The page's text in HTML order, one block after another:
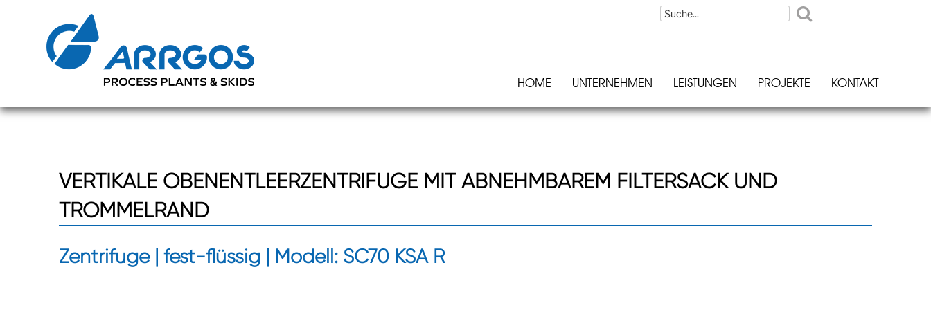
Inhalt
Inhalt
HOME UNTERNEHMEN LEISTUNGEN PROJEKTE KONTAKT
VERTIKALE OBENENTLEERZENTRIFUGE MIT ABNEHMBAREM FILTERSACK UND
TROMMELRAND
Zentrifuge | fest-flüssig | Modell: SC70 KSA R